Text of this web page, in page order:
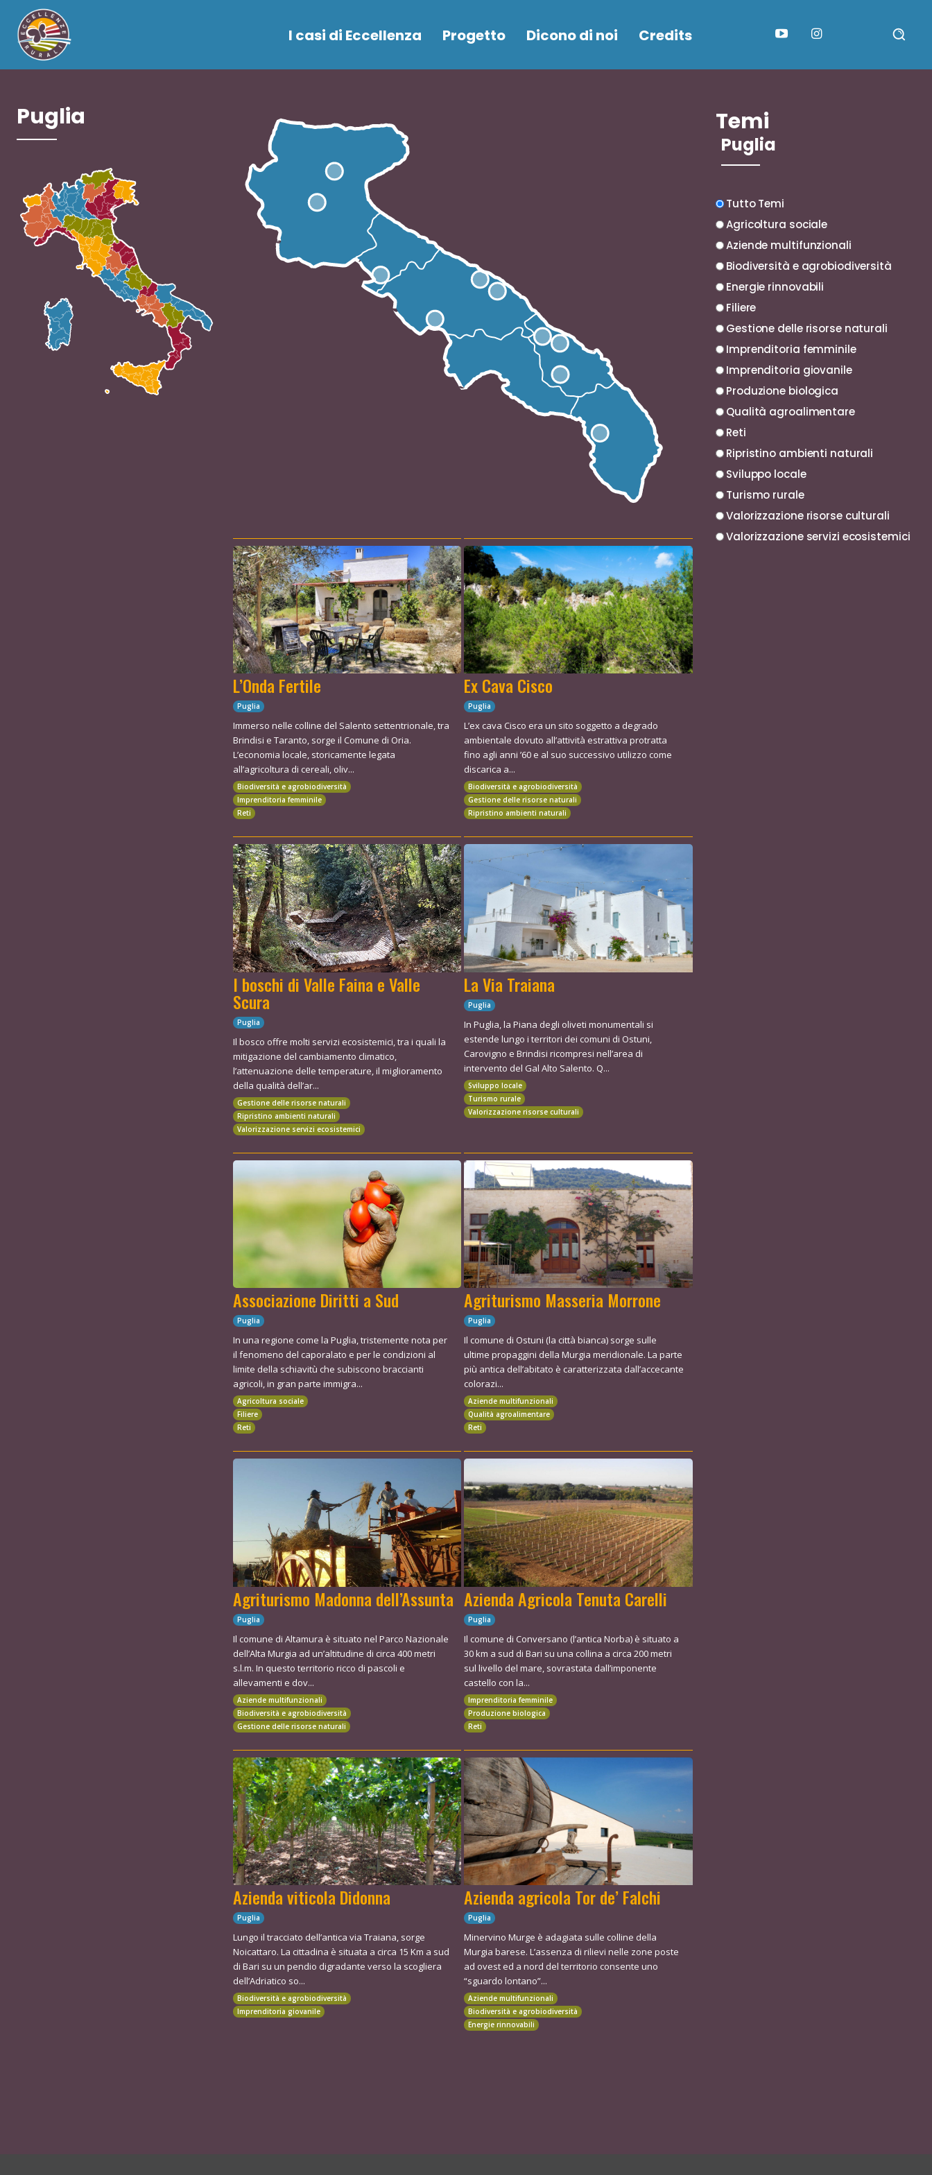
I casi di Eccellenza Progetto Dicono di noi Credits
Puglia
L’Onda Fertile
Puglia
Immerso nelle colline del Salento settentrionale, tra
Brindisi e Taranto, sorge il Comune di Oria.
L’economia locale, storicamente legata
all’agricoltura di cereali, oliv...
Biodiversità e agrobiodiversità
Imprenditoria femminile
Reti
Ex Cava Cisco
Puglia
L’ex cava Cisco era un sito soggetto a degrado
ambientale dovuto all’attività estrattiva protratta
fino agli anni ’60 e al suo successivo utilizzo come
discarica a...
Biodiversità e agrobiodiversità
Gestione delle risorse naturali
Ripristino ambienti naturali
I boschi di Valle Faina e Valle
Scura
Puglia
Il bosco offre molti servizi ecosistemici, tra i quali la
mitigazione del cambiamento climatico,
l’attenuazione delle temperature, il miglioramento
della qualità dell’ar...
Gestione delle risorse naturali
Ripristino ambienti naturali
Valorizzazione servizi ecosistemici
La Via Traiana
Puglia
In Puglia, la Piana degli oliveti monumentali si
estende lungo i territori dei comuni di Ostuni,
Carovigno e Brindisi ricompresi nell’area di
intervento del Gal Alto Salento. Q...
Sviluppo locale
Turismo rurale
Valorizzazione risorse culturali
Associazione Diritti a Sud
Puglia
In una regione come la Puglia, tristemente nota per
il fenomeno del caporalato e per le condizioni al
limite della schiavitù che subiscono braccianti
agricoli, in gran parte immigra...
Agricoltura sociale
Filiere
Reti
Agriturismo Masseria Morrone
Puglia
Il comune di Ostuni (la città bianca) sorge sulle
ultime propaggini della Murgia meridionale. La parte
più antica dell’abitato è caratterizzata dall’accecante
colorazi...
Aziende multifunzionali
Qualità agroalimentare
Reti
Agriturismo Madonna dell’Assunta
Puglia
Il comune di Altamura è situato nel Parco Nazionale
dell’Alta Murgia ad un’altitudine di circa 400 metri
s.l.m. In questo territorio ricco di pascoli e
allevamenti e dov...
Aziende multifunzionali
Biodiversità e agrobiodiversità
Gestione delle risorse naturali
Azienda Agricola Tenuta Carelli
Puglia
Il comune di Conversano (l’antica Norba) è situato a
30 km a sud di Bari su una collina a circa 200 metri
sul livello del mare, sovrastata dall’imponente
castello con la...
Imprenditoria femminile
Produzione biologica
Reti
Azienda viticola Didonna
Puglia
Lungo il tracciato dell’antica via Traiana, sorge
Noicattaro. La cittadina è situata a circa 15 Km a sud
di Bari su un pendio digradante verso la scogliera
dell’Adriatico so...
Biodiversità e agrobiodiversità
Imprenditoria giovanile
Azienda agricola Tor de’ Falchi
Puglia
Minervino Murge è adagiata sulle colline della
Murgia barese. L’assenza di rilievi nelle zone poste
ad ovest ed a nord del territorio consente uno
“sguardo lontano”...
Aziende multifunzionali
Biodiversità e agrobiodiversità
Energie rinnovabili
Temi
Puglia
Tutto Temi
Agricoltura sociale
Aziende multifunzionali
Biodiversità e agrobiodiversità
Energie rinnovabili
Filiere
Gestione delle risorse naturali
Imprenditoria femminile
Imprenditoria giovanile
Produzione biologica
Qualità agroalimentare
Reti
Ripristino ambienti naturali
Sviluppo locale
Turismo rurale
Valorizzazione risorse culturali
Valorizzazione servizi ecosistemici